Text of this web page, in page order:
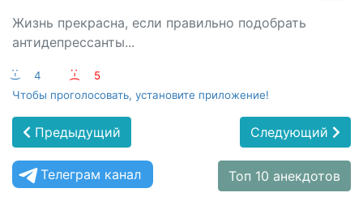
Жизнь прекрасна, если правильно подобрать
антидепрессанты...
:-) 4 :-(
5
Чтобы проголосовать, установите приложение!
Предыдущий Следующий
Телеграм канал Топ 10 анекдотов